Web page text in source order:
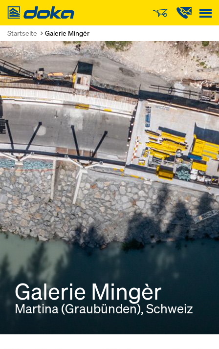
Doka
Startseite Galerie Mingèr
Galerie Mingèr
Martina (Graubünden), Schweiz